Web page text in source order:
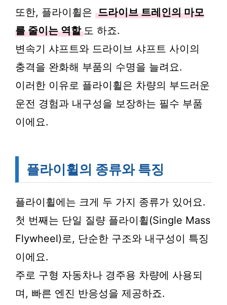
또한, 플라이휠은 드라이브 트레인의 마모
를 줄이는 역할 도 하죠.
변속기 샤프트와 드라이브 샤프트 사이의
충격을 완화해 부품의 수명을 늘려요.
이러한 이유로 플라이휠은 차량의 부드러운
운전 경험과 내구성을 보장하는 필수 부품
이에요.
플라이휠의 종류와 특징
플라이휠에는 크게 두 가지 종류가 있어요.
첫 번째는 단일 질량 플라이휠(Single Mass
Flywheel)로, 단순한 구조와 내구성이 특징
이에요.
주로 구형 자동차나 경주용 차량에 사용되
며, 빠른 엔진 반응성을 제공하죠.